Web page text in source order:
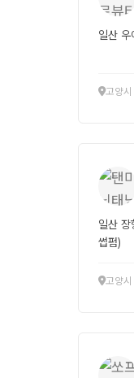
일산 우
고양시
일산
썹펌)
고양시